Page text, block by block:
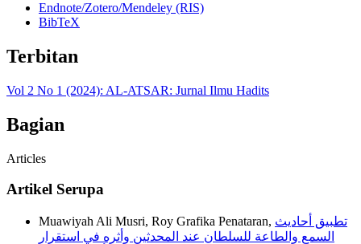
Endnote/Zotero/Mendeley (RIS)
BibTeX
Terbitan
Vol 2 No 1 (2024): AL-ATSAR: Jurnal Ilmu Hadits
Bagian
Articles
Artikel Serupa
Muawiyah Ali Musri, Roy Grafika Penataran, تطبيق أحاديث
السمع والطاعة للسلطان عند المحدثين وأثره في استقرار